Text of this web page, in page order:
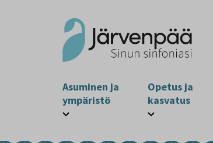
Asuminen ja
ympäristö
Opetus ja
kasvatus